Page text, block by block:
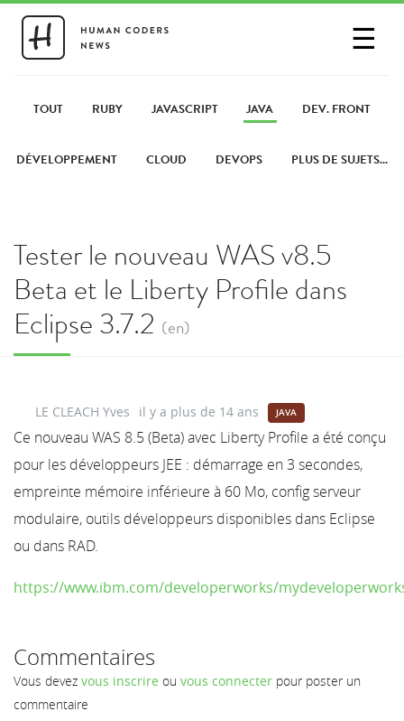
☰
PARTAGER UN LIEN
TOUT RUBY JAVASCRIPT JAVA DEV. FRONT
DÉVELOPPEMENT CLOUD DEVOPS PLUS DE SUJETS...
Tester le nouveau WAS v8.5
Beta et le Liberty Profile dans
Eclipse 3.7.2 (en)
LE CLEACH Yves il y a plus de 14 ans JAVA
Ce nouveau WAS 8.5 (Beta) avec Liberty Profile a été conçu
pour les développeurs JEE : démarrage en 3 secondes,
empreinte mémoire inférieure à 60 Mo, config serveur
modulaire, outils développeurs disponibles dans Eclipse
ou dans RAD.
https://www.ibm.com/developerworks/
Commentaires
Vous devez vous inscrire ou vous connecter pour poster un
commentaire